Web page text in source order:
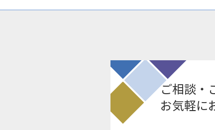
ご相談・
お気軽に